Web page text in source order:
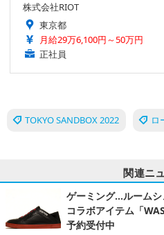
株式会社RIOT
東京都
月給29万6,100円～50万円
正社員
TOKYO SANDBOX 2022 ロ
関連ニ
ゲーミング…ルーム
コラボアイテム「
予約受付中